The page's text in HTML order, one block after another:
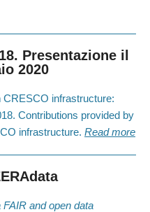
Presentazione il
2020
infrastructure:
Contributions provided by
infrastructure. Read more
FAIR and open data